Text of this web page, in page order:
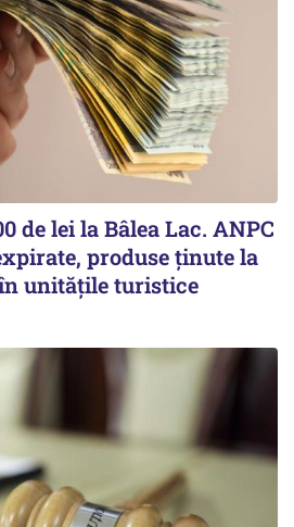
de lei la Bâlea Lac. ANPC
produse ținute la
unitățile turistice